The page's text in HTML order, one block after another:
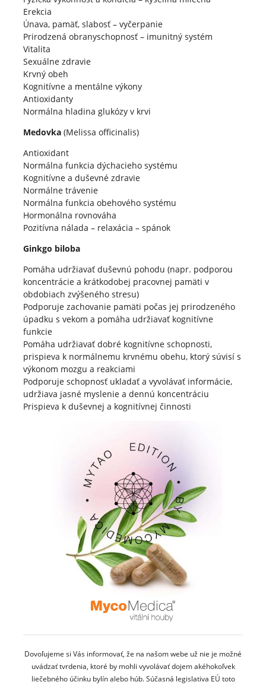
Erekcia
Únava, pamäť, slabosť – vyčerpanie
Prirodzená obranyschopnosť – imunitný systém
Vitalita
Sexuálne zdravie
Krvný obeh
Kognitívne a mentálne výkony
Antioxidanty
Normálna hladina glukózy v krvi
Medovka(Melissa officinalis)
Antioxidant
Normálna funkcia dýchacieho systému
Kognitívne a duševné zdravie
Normálne trávenie
Normálna funkcia obehového systému
Hormonálna rovnováha
Pozitívna nálada – relaxácia – spánok
Ginkgo biloba
Pomáha udržiavať duševnú pohodu (napr. podporou
koncentrácie a krátkodobej pracovnej pamäti v
obdobiach zvýšeného stresu)
Podporuje zachovanie pamäti počas jej prirodzeného
úpadku s vekom a pomáha udržiavať kognitívne
funkcie
Pomáha udržiavať dobré kognitívne schopnosti,
prispieva k normálnemu krvnému obehu, ktorý súvisí s
výkonom mozgu a reakciami
Podporuje schopnosť ukladať a vyvolávať informácie,
udržiava jasné myslenie a dennú koncentráciu
Prispieva k duševnej a kognitívnej činnosti
Dovoľujeme si Vás informovať, že na našom webe už nie je možné
uvádzať tvrdenia, ktoré by mohli vyvolávať dojem akéhokoľvek
liečebného účinku bylín alebo húb. Súčasná legislativa EÚ toto